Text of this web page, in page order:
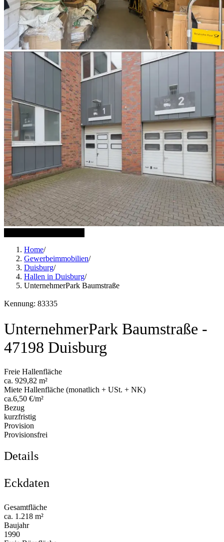
Home/
Gewerbeimmobilien/
Duisburg/
Hallen in Duisburg/
UnternehmerPark Baumstraße
Kennung: 83335
UnternehmerPark Baumstraße -
47198 Duisburg
Freie Hallenfläche
ca. 929,82 m²
Miete Hallenfläche (monatlich + USt. + NK)
ca.6,50 €/m²
Bezug
kurzfristig
Provision
Provisionsfrei
Details
Eckdaten
Gesamtfläche
ca. 1.218 m²
Baujahr
1990